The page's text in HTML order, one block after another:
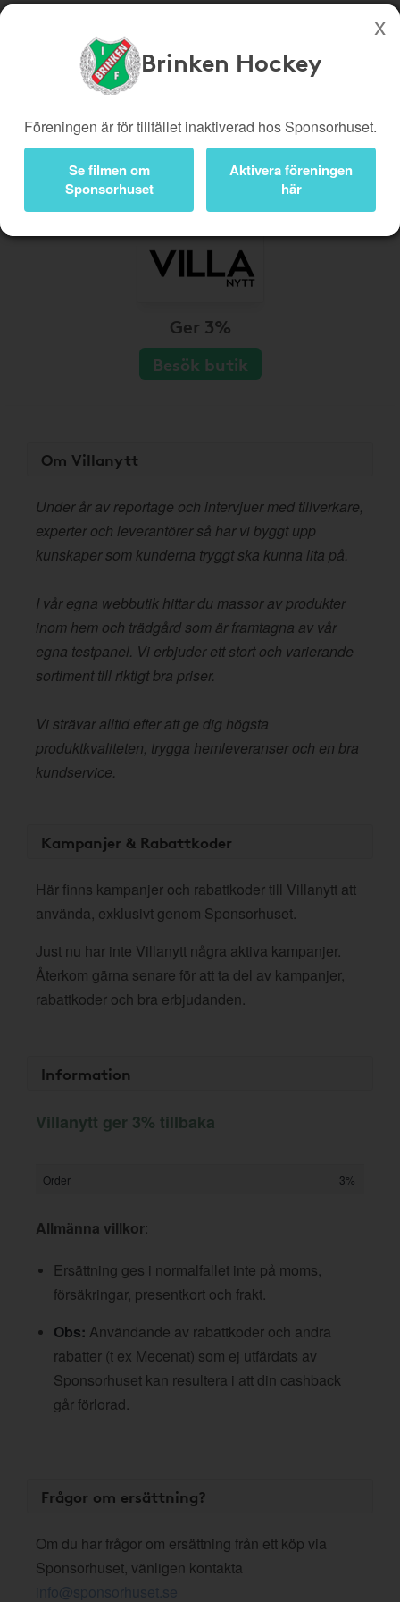
Köp genom denna sida stöttar Brinken Hockey
Presentkort
Kampanjer
Bli medlem
Logga in
Brinken Hockey
Föreningen är för tillfället inaktiverad hos Sponsorhuset.
Se filmen om
Sponsorhuset
Aktivera föreningen
här
Ger 3%
Besök butik
Om Villanytt
Under år av reportage och intervjuer med tillverkare,
experter och leverantörer så har vi byggt upp
kunskaper som kunderna tryggt ska kunna lita på.
I vår egna webbutik hittar du massor av produkter
inom hem och trädgård som är framtagna av vår
egna testpanel. Vi erbjuder ett stort och varierande
sortiment till riktigt bra priser.
Vi strävar alltid efter att ge dig högsta
produktkvaliteten, trygga hemleveranser och en bra
kundservice.
Kampanjer & Rabattkoder
Här finns kampanjer och rabattkoder till Villanytt att
använda, exklusivt genom Sponsorhuset.
Just nu har inte Villanytt några aktiva kampanjer.
Återkom gärna senare för att ta del av kampanjer,
rabattkoder och bra erbjudanden.
Information
Villanytt ger 3% tillbaka
Order 3%
Allmänna villkor:
Ersättning ges i normalfallet inte på moms,
försäkringar, presentkort och frakt.
Obs: Användande av rabattkoder och andra
rabatter (t ex Mecenat) som ej utfärdats av
Sponsorhuset kan resultera i att din cashback
går förlorad.
Frågor om ersättning?
Om du har frågor om ersättning från ett köp via
Sponsorhuset, vänligen kontakta
info@sponsorhuset.se